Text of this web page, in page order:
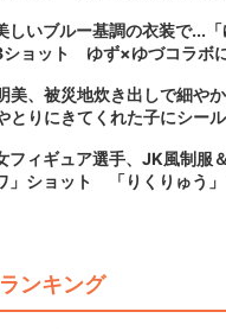
しいブルー基調の衣装で...「
ショット ゆず×ゆづコラボ
美、被災地炊き出しで細や
とりにきてくれた子にシール
フィギュア選手、JK風制服
」ショット 「りくりゅう
ンキング